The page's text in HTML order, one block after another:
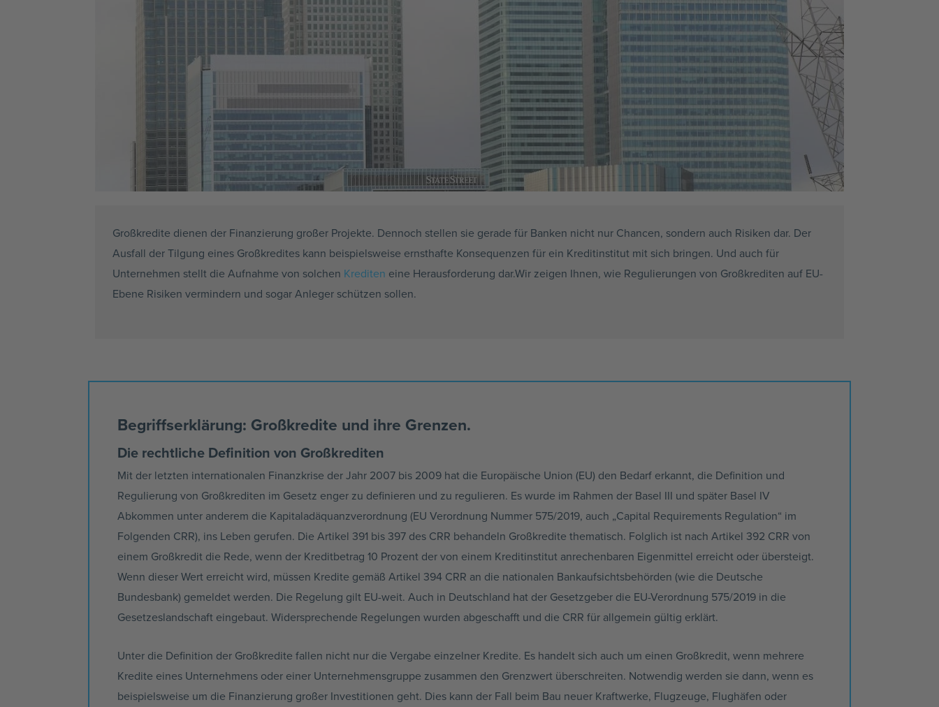
Großkredite dienen der Finanzierung großer Projekte. Dennoch stellen sie gerade für Banken nicht nur Chancen, sondern auch Risiken dar. Der
Ausfall der Tilgung eines Großkredites kann beispielsweise ernsthafte Konsequenzen für ein Kreditinstitut mit sich bringen. Und auch für
Unternehmen stellt die Aufnahme von solchen Krediten eine Herausforderung dar.Wir zeigen Ihnen, wie Regulierungen von Großkrediten auf EU-
Ebene Risiken vermindern und sogar Anleger schützen sollen.
Begriffserklärung: Großkredite und ihre Grenzen.
Die rechtliche Definition von Großkrediten
Mit der letzten internationalen Finanzkrise der Jahr 2007 bis 2009 hat die Europäische Union (EU) den Bedarf erkannt, die Definition und
Regulierung von Großkrediten im Gesetz enger zu definieren und zu regulieren. Es wurde im Rahmen der Basel III und später Basel IV
Abkommen unter anderem die Kapitaladäquanzverordnung (EU Verordnung Nummer 575/2019, auch „Capital Requirements Regulation“ im
Folgenden CRR), ins Leben gerufen. Die Artikel 391 bis 397 des CRR behandeln Großkredite thematisch. Folglich ist nach Artikel 392 CRR von
einem Großkredit die Rede, wenn der Kreditbetrag 10 Prozent der von einem Kreditinstitut anrechenbaren Eigenmittel erreicht oder übersteigt.
Wenn dieser Wert erreicht wird, müssen Kredite gemäß Artikel 394 CRR an die nationalen Bankaufsichtsbehörden (wie die Deutsche
Bundesbank) gemeldet werden. Die Regelung gilt EU-weit. Auch in Deutschland hat der Gesetzgeber die EU-Verordnung 575/2019 in die
Gesetzeslandschaft eingebaut. Widersprechende Regelungen wurden abgeschafft und die CRR für allgemein gültig erklärt.
Unter die Definition der Großkredite fallen nicht nur die Vergabe einzelner Kredite. Es handelt sich auch um einen Großkredit, wenn mehrere
Kredite eines Unternehmens oder einer Unternehmensgruppe zusammen den Grenzwert überschreiten. Notwendig werden sie dann, wenn es
beispielsweise um die Finanzierung großer Investitionen geht. Dies kann der Fall beim Bau neuer Kraftwerke, Flugzeuge, Flughäfen oder